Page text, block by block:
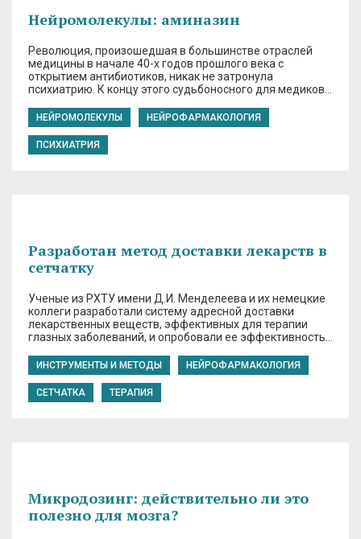
Нейромолекулы: аминазин
Революция, произошедшая в большинстве отраслей
медицины в начале 40-х годов прошлого века с
открытием антибиотиков, никак не затронула
психиатрию. К концу этого судьбоносного для медиков…
НЕЙРОМОЛЕКУЛЫ НЕЙРОФАРМАКОЛОГИЯ
ПСИХИАТРИЯ
Разработан метод доставки лекарств в
сетчатку
Ученые из РХТУ имени Д.И. Менделеева и их немецкие
коллеги разработали систему адресной доставки
лекарственных веществ, эффективных для терапии
глазных заболеваний, и опробовали ее эффективность…
ИНСТРУМЕНТЫ И МЕТОДЫ НЕЙРОФАРМАКОЛОГИЯ
СЕТЧАТКА ТЕРАПИЯ
Микродозинг: действительно ли это
полезно для мозга?